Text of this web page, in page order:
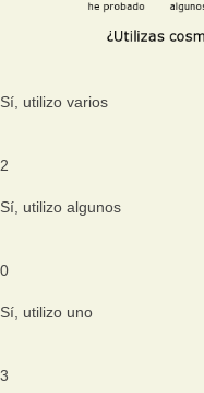
Sí, utilizo varios
2
Sí, utilizo algunos
0
Sí, utilizo uno
3